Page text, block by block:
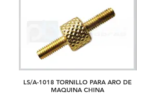
LS/A-1018 TORNILLO PARA ARO DE
MAQUINA CHINA